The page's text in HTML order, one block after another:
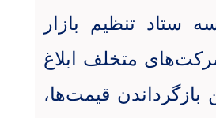
ستاد تنظیم بازار
متخلف ابلاغ
قیمت‌ها،